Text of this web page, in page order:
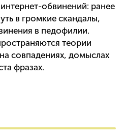
обвинений: ранее
в громкие скандалы,
в педофилии.
теории
совпадениях, домыслах
фразах.